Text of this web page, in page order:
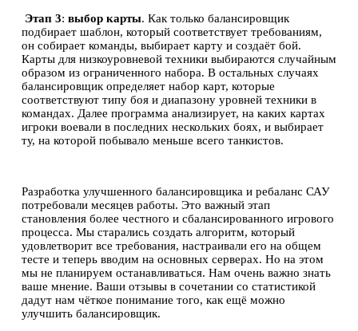
Этап 3: выбор карты. Как только балансировщик
подбирает шаблон, который соответствует требованиям,
он собирает команды, выбирает карту и создаёт бой.
Карты для низкоуровневой техники выбираются случайным
образом из ограниченного набора. В остальных случаях
балансировщик определяет набор карт, которые
соответствуют типу боя и диапазону уровней техники в
командах. Далее программа анализирует, на каких картах
игроки воевали в последних нескольких боях, и выбирает
ту, на которой побывало меньше всего танкистов.
Разработка улучшенного балансировщика и ребаланс САУ
потребовали месяцев работы. Это важный этап
становления более честного и сбалансированного игрового
процесса. Мы старались создать алгоритм, который
удовлетворит все требования, настраивали его на общем
тесте и теперь вводим на основных серверах. Но на этом
мы не планируем останавливаться. Нам очень важно знать
ваше мнение. Ваши отзывы в сочетании со статистикой
дадут нам чёткое понимание того, как ещё можно
улучшить балансировщик.